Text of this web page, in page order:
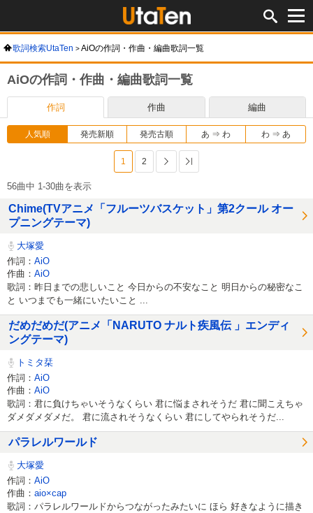
歌詞検索UtaTen AiOの作詞・作曲・編曲歌詞一覧
AiOの作詞・作曲・編曲歌詞一覧
作詞 作曲 編曲
人気順 発売新順 発売古順 あ ⇒ わ わ ⇒ あ
1 2 次へ
56曲中 1-30曲を表示
Chime(TVアニメ「フルーツバスケット」第2クール オー
プニングテーマ)
大塚愛
作詞： AiO
作曲： AiO
歌詞：昨日までの悲しいこと 今日からの不安なこと 明日からの秘密なこ
と いつまでも一緒にいたいこと ...
だめだめだ(アニメ「NARUTO ナルト疾風伝 」エンディ
ングテーマ)
トミタ栞
作詞： AiO
作曲： AiO
歌詞：君に負けちゃいそうなくらい 君に悩まされそうだ 君に聞こえちゃ
ダメダメダメだ。 君に流されそうなくらい 君にしてやられそうだ...
パラレルワールド
大塚愛
作詞： AiO
作曲： aio×cap
歌詞：パラレルワールドからつながったみたいに ほら 好きなように描き